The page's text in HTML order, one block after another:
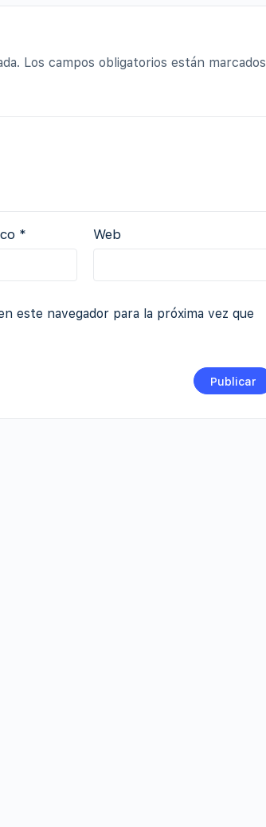
Los campos obligatorios están marcados
* Web
este navegador para la próxima vez que